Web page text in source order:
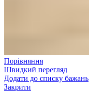
Порівняння
Швидкий перегляд
Додати до списку бажань
Закрити